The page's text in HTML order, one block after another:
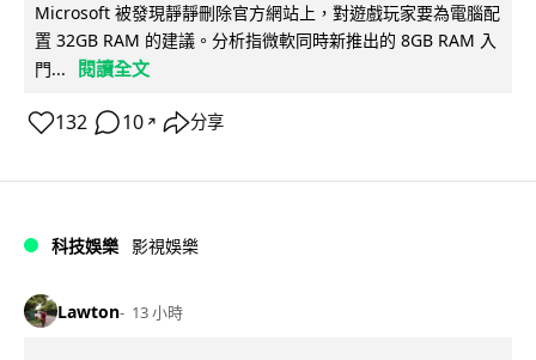
Microsoft 被發現靜靜刪除官方網站上，對遊戲玩家要為電腦配
置 32GB RAM 的建議。分析指微軟同時新推出的 8GB RAM 入
門...
閱讀全文
132 10 ↗ 分享
科技娛樂 影視娛樂
Lawton 13 小時